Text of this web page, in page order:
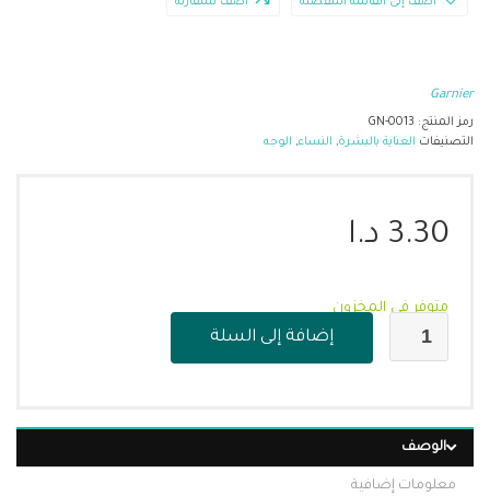
Garnier
رمز المنتج: GN-0013
التصنيفات العناية بالبشرة, النساء, الوجه
3.30 د.ا
متوفر في المخزون
إضافة إلى السلة
الوصف
معلومات إضافية